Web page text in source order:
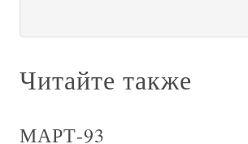
Читайте также
МАРТ-93